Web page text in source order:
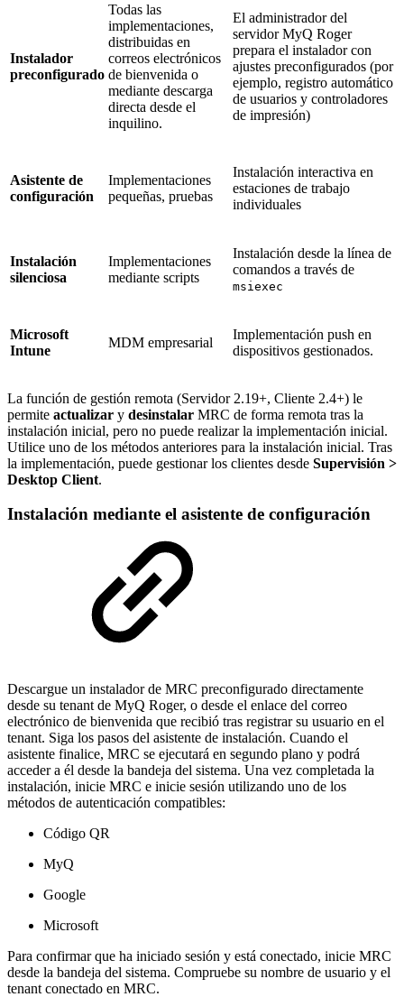
Instalador
preconfigurado
Todas las
implementaciones,
distribuidas en
correos electrónicos
de bienvenida o
mediante descarga
directa desde el
inquilino.
El administrador del
servidor MyQ Roger
prepara el instalador con
ajustes preconfigurados (por
ejemplo, registro automático
de usuarios y controladores
de impresión)
Asistente de
configuración
Implementaciones
pequeñas, pruebas
Instalación interactiva en
estaciones de trabajo
individuales
Instalación
silenciosa
Implementaciones
mediante scripts
Instalación desde la línea de
comandos a través de
msiexec
Microsoft
Intune
MDM empresarial
Implementación push en
dispositivos gestionados.
La función de gestión remota (Servidor 2.19+, Cliente 2.4+) le
permite actualizar y desinstalar MRC de forma remota tras la
instalación inicial, pero no puede realizar la implementación inicial.
Utilice uno de los métodos anteriores para la instalación inicial. Tras
la implementación, puede gestionar los clientes desde Supervisión >
Desktop Client.
Instalación mediante el asistente de configuración
Descargue un instalador de MRC preconfigurado directamente
desde su tenant de MyQ Roger, o desde el enlace del correo
electrónico de bienvenida que recibió tras registrar su usuario en el
tenant. Siga los pasos del asistente de instalación. Cuando el
asistente finalice, MRC se ejecutará en segundo plano y podrá
acceder a él desde la bandeja del sistema. Una vez completada la
instalación, inicie MRC e inicie sesión utilizando uno de los
métodos de autenticación compatibles:
Código QR
MyQ
Google
Microsoft
Para confirmar que ha iniciado sesión y está conectado, inicie MRC
desde la bandeja del sistema. Compruebe su nombre de usuario y el
tenant conectado en MRC.